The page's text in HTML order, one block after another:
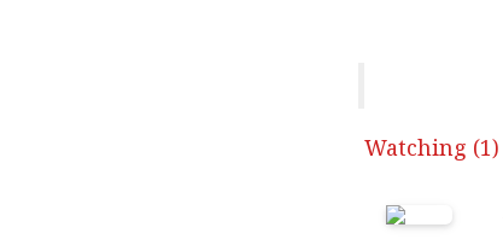
Watching (1)